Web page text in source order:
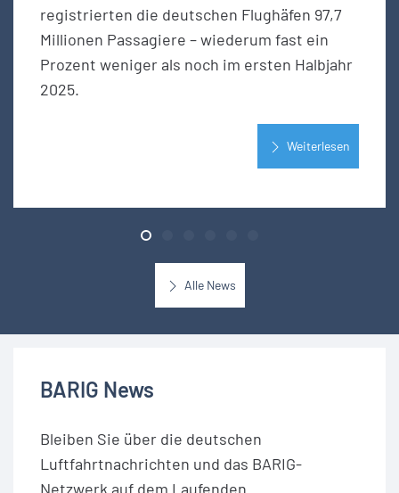
registrierten die deutschen Flughäfen 97,7
Millionen Passagiere – wiederum fast ein
Prozent weniger als noch im ersten Halbjahr
2025.
Weiterlesen
Alle News
BARIG News
Bleiben Sie über die deutschen
Luftfahrtnachrichten und das BARIG-
Netzwerk auf dem Laufenden.